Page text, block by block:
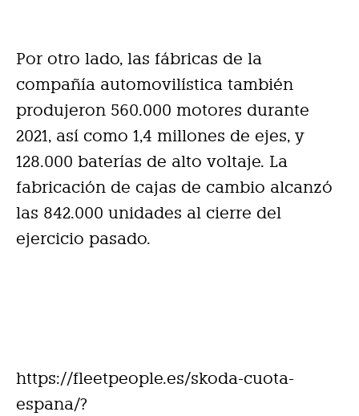
Por otro lado, las fábricas de la
compañía automovilística también
produjeron 560.000 motores durante
2021, así como 1,4 millones de ejes, y
128.000 baterías de alto voltaje. La
fabricación de cajas de cambio alcanzó
las 842.000 unidades al cierre del
ejercicio pasado.
https://fleetpeople.es/skoda-cuota-
espana/?